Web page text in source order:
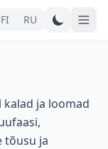
FI RU
ja loomad
tõusu ja